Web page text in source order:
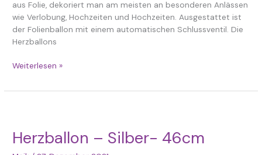
aus Folie, dekoriert man am meisten an besonderen Anlässen
wie Verlobung, Hochzeiten und Hochzeiten. Ausgestattet ist
der Folienballon mit einem automatischen Schlussventil. Die
Herzballons
Weiterlesen »
Herzballon – Silber- 46cm
Silber-
46cm